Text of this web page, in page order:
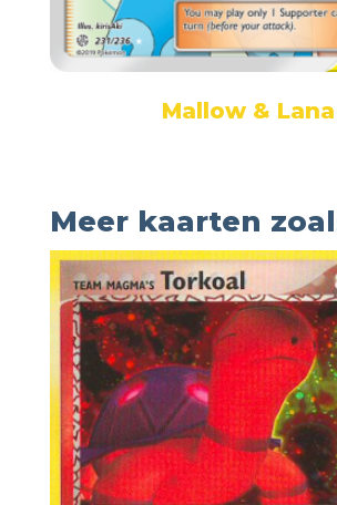
Mallow & Lana
Meer kaarten